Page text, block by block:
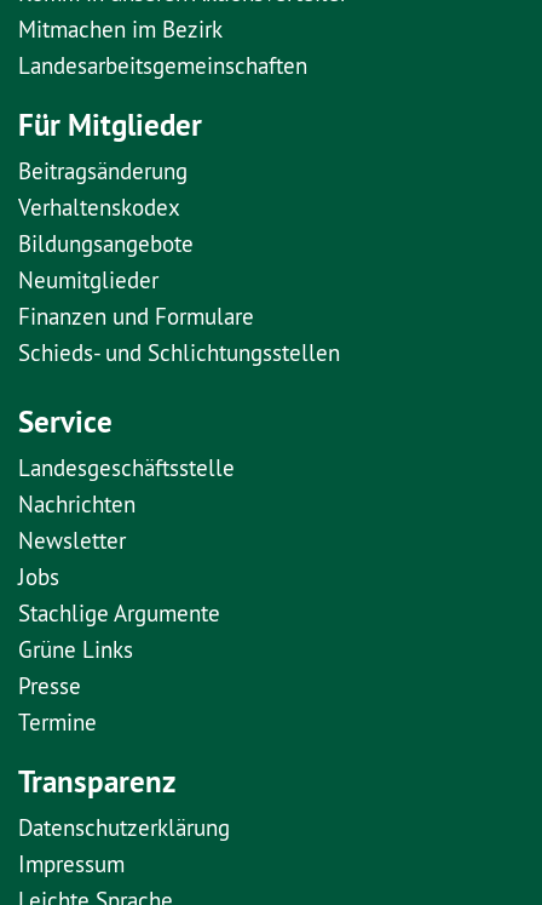
Mitmachen im Bezirk
Landesarbeitsgemeinschaften
Für Mitglieder
Beitragsänderung
Verhaltenskodex
Bildungsangebote
Neumitglieder
Finanzen und Formulare
Schieds- und Schlichtungsstellen
Service
Landesgeschäftsstelle
Nachrichten
Newsletter
Jobs
Stachlige Argumente
Grüne Links
Presse
Termine
Transparenz
Datenschutzerklärung
Impressum